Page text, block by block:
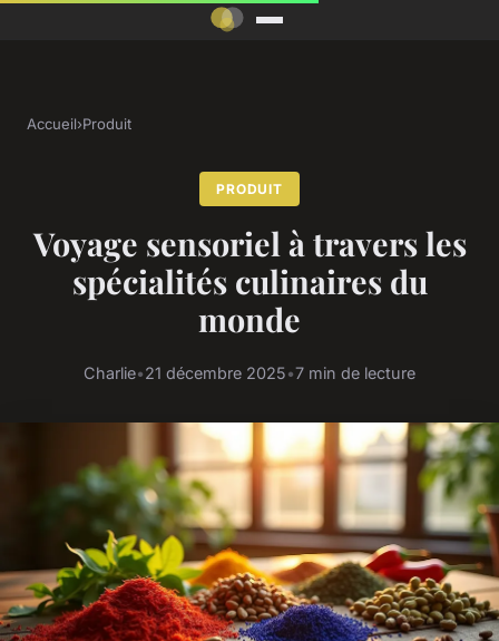
Accueil›Produit
PRODUIT
Voyage sensoriel à travers les
spécialités culinaires du
monde
Charlie•21 décembre 2025•7 min de lecture